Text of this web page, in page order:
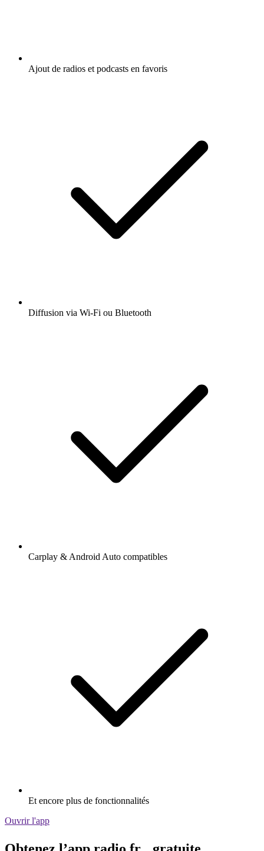
Ajout de radios et podcasts en favoris
Diffusion via Wi-Fi ou Bluetooth
Carplay & Android Auto compatibles
Et encore plus de fonctionnalités
Ouvrir l'app